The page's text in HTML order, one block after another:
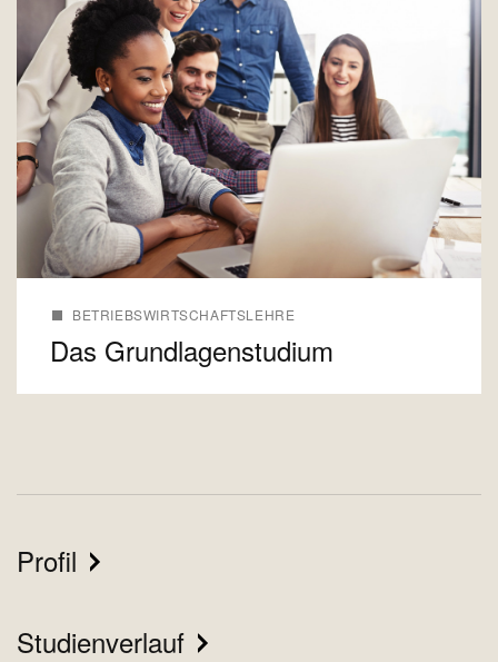
BETRIEBSWIRTSCHAFTSLEHRE
Das Grundlagenstudium
Profil
Studienverlauf